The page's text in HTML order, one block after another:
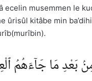
ecelin musemmen le
ûrisûl kitâbe min
بَعْدِ مَا جَآءَهُمُ